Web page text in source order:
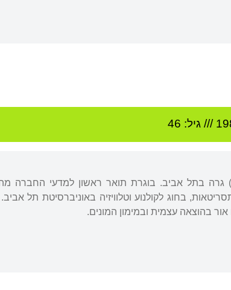
/// גיל: 46
בחוג לקולנוע וטלוויזיה באוניברסיטת תל
אור בהוצאה עצמית ובמימון המונים.